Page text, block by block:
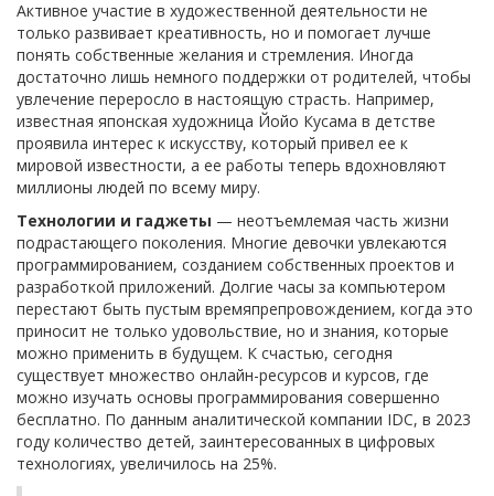
Активное участие в художественной деятельности не
только развивает креативность, но и помогает лучше
понять собственные желания и стремления. Иногда
достаточно лишь немного поддержки от родителей, чтобы
увлечение переросло в настоящую страсть. Например,
известная японская художница Йойо Кусама в детстве
проявила интерес к искусству, который привел ее к
мировой известности, а ее работы теперь вдохновляют
миллионы людей по всему миру.
Технологии и гаджеты — неотъемлемая часть жизни
подрастающего поколения. Многие девочки увлекаются
программированием, созданием собственных проектов и
разработкой приложений. Долгие часы за компьютером
перестают быть пустым времяпрепровождением, когда это
приносит не только удовольствие, но и знания, которые
можно применить в будущем. К счастью, сегодня
существует множество онлайн-ресурсов и курсов, где
можно изучать основы программирования совершенно
бесплатно. По данным аналитической компании IDC, в 2023
году количество детей, заинтересованных в цифровых
технологиях, увеличилось на 25%.